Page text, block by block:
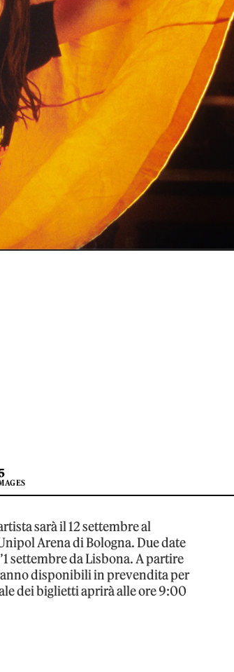
sarà il 12 settembre al
Arena di Bologna. Due date
settembre da Lisbona. A partire
disponibili in prevendita per
dei biglietti aprirà alle ore 9:00